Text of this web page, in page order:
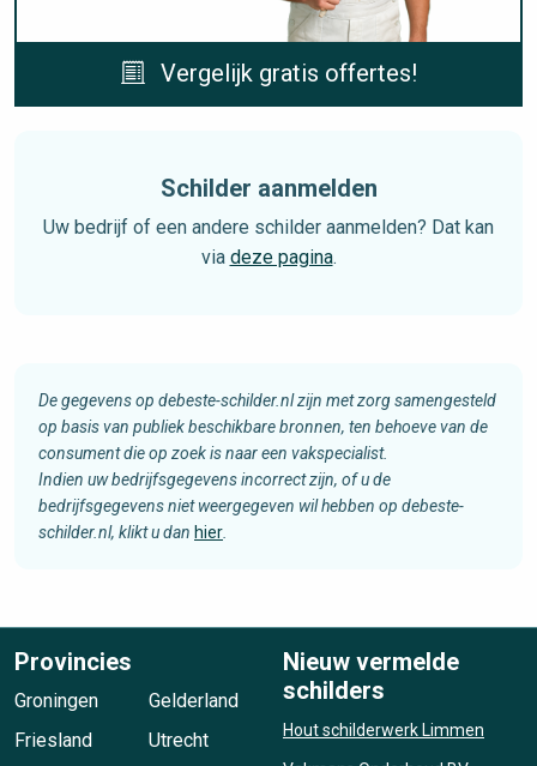
Vergelijk gratis offertes!
Schilder aanmelden
Uw bedrijf of een andere schilder aanmelden? Dat kan
via deze pagina.
De gegevens op debeste-schilder.nl zijn met zorg samengesteld
op basis van publiek beschikbare bronnen, ten behoeve van de
consument die op zoek is naar een vakspecialist.
Indien uw bedrijfsgegevens incorrect zijn, of u de
bedrijfsgegevens niet weergegeven wil hebben op debeste-
schilder.nl, klikt u dan hier
Provincies
Groningen
Friesland
Gelderland
Utrecht
Nieuw vermelde
schilders
Hout schilderwerk Limmen